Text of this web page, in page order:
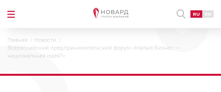
RU EN
Главная
Новости
Всероссийский предпринимательский форум «Малый бизнес —
национальная идея?»